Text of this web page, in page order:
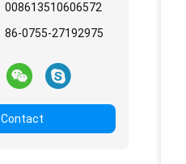
008613510606572
86-0755-27192975
Contact